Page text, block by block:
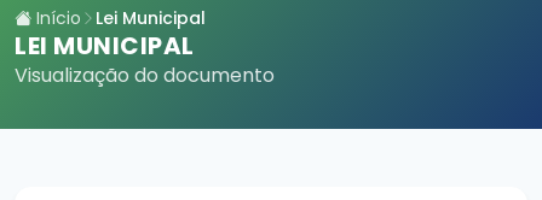
Início Lei Municipal
LEI MUNICIPAL
Visualização do documento